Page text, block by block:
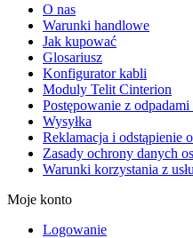
O nas
Warunki handlowe
Jak kupować
Glosariusz
Konfigurator kabli
Moduly Telit Cinterion
Postępowanie z
Wysyłka
Reklamacja i odstąpienie
Zasady ochrony danych
Warunki korzystania z
Moje konto
Logowanie